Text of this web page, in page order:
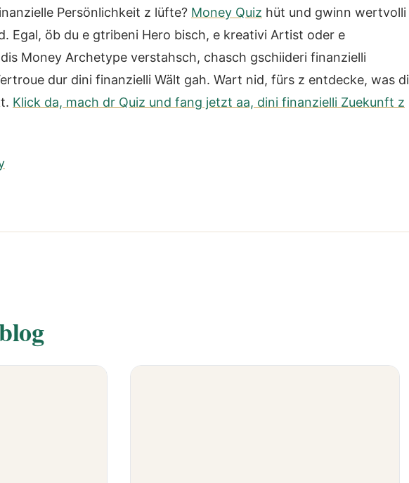
Persönlichkeit z lüfte? Money Quiz hüt und gwinn wertvolli
Egal, öb du e gtribeni Hero bisch, e kreativi Artist oder e
Money Archetype verstahsch, chasch gschiideri finanzielli
dur dini finanzielli Wält gah. Wart nid, fürs z entdecke, was di
Klick da, mach dr Quiz und fang jetzt aa, dini finanzielli Zuekunft z